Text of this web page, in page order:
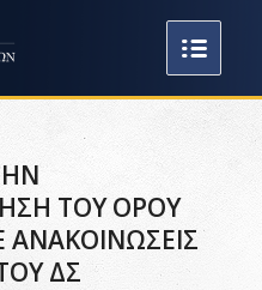
ΤΟΥ ΟΡΟΥ
ΑΝΑΚΟΙΝΩΣΕΙΣ
ΔΣ